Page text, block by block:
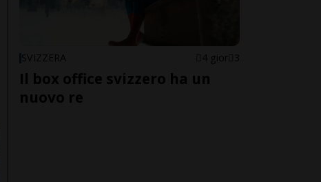
SVIZZERA 4 gior 3
Il box office svizzero ha un
nuovo re